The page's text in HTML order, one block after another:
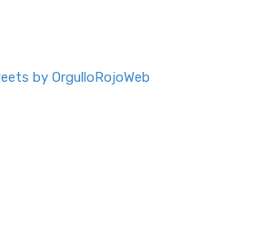
by OrgulloRojoWeb